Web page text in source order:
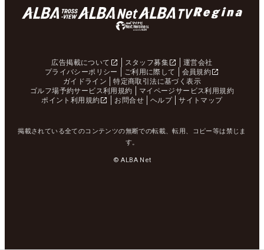
広告掲載について スタッフ募集
運営会社
プライバシーポリシー
ご利用に際して
会員規約
ガイドライン
特定商取引法に基づく表示
ゴルフ場予約サービス利用規約
マイページサービス利用規約
ポイント利用規約
お問合せ ヘルプ サイトマップ
掲載されている全てのコンテンツの無断での転載、転用、コピー等は禁じま
す。
© ALBA Net